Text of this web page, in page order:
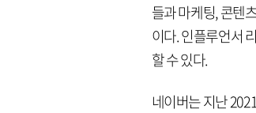
들과 마케팅, 콘텐
이다. 인플루언서
할 수 있다.
네이버는 지난